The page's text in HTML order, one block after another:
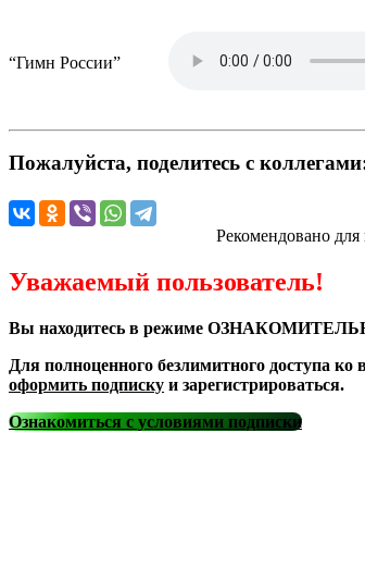
“Гимн России”
Пожалуйста, поделитесь с
Рекомендовано
Уважаемый пользователь!
Вы находитесь в режиме
Для полноценного безлимитного доступа
оформить подписку и зарегистрироваться.
Ознакомиться с условиями подписки